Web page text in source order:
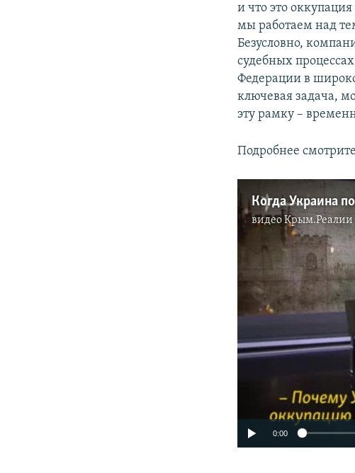
и что это
мы работаем над
Безусловно,
судебных
Федерации в
ключевая задача,
эту рамку –
Подробнее
видеоКрым.Реалии
0:00